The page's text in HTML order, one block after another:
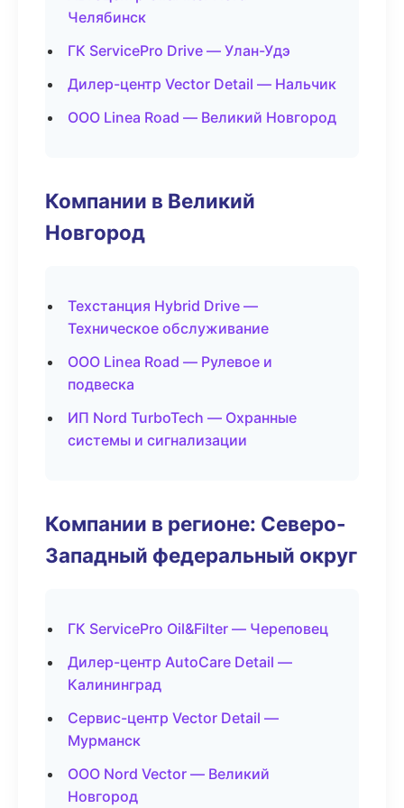
Челябинск
ГК ServicePro Drive — Улан-Удэ
Дилер-центр Vector Detail — Нальчик
ООО Linea Road — Великий Новгород
Компании в Великий
Новгород
Техстанция Hybrid Drive —
Техническое обслуживание
ООО Linea Road — Рулевое и
подвеска
ИП Nord TurboTech — Охранные
системы и сигнализации
Компании в регионе: Северо-
Западный федеральный округ
ГК ServicePro Oil&Filter — Череповец
Дилер-центр AutoCare Detail —
Калининград
Сервис-центр Vector Detail —
Мурманск
ООО Nord Vector — Великий
Новгород